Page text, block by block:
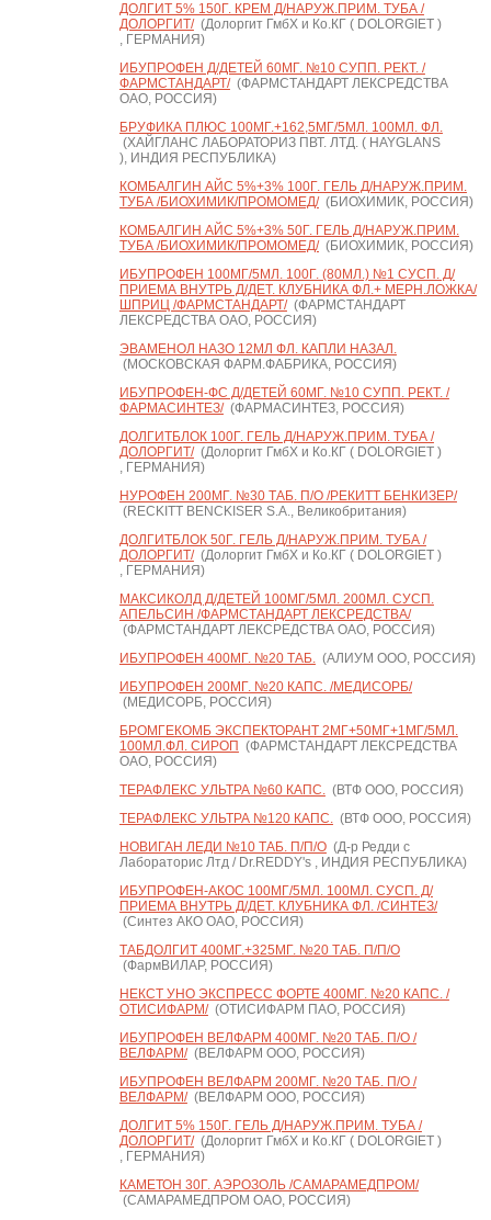
ДОЛГИТ 5% 150Г. КРЕМ Д/НАРУЖ.ПРИМ. ТУБА /
ДОЛОРГИТ/(Долоргит ГмбХ и Ко.КГ ( DOLORGIET )
, ГЕРМАНИЯ)
ИБУПРОФЕН Д/ДЕТЕЙ 60МГ. №10 СУПП. РЕКТ. /
ФАРМСТАНДАРТ/(ФАРМСТАНДАРТ ЛЕКСРЕДСТВА
ОАО, РОССИЯ)
БРУФИКА ПЛЮС 100МГ.+162,5МГ/5МЛ. 100МЛ. ФЛ.
(ХАЙГЛАНС ЛАБОРАТОРИЗ ПВТ. ЛТД. ( HAYGLANS
), ИНДИЯ РЕСПУБЛИКА)
КОМБАЛГИН АЙС 5%+3% 100Г. ГЕЛЬ Д/НАРУЖ.ПРИМ.
ТУБА /БИОХИМИК/ПРОМОМЕД/(БИОХИМИК, РОССИЯ)
КОМБАЛГИН АЙС 5%+3% 50Г. ГЕЛЬ Д/НАРУЖ.ПРИМ.
ТУБА /БИОХИМИК/ПРОМОМЕД/(БИОХИМИК, РОССИЯ)
ИБУПРОФЕН 100МГ/5МЛ. 100Г. (80МЛ.) №1 СУСП. Д/
ПРИЕМА ВНУТРЬ Д/ДЕТ. КЛУБНИКА ФЛ.+ МЕРН.ЛОЖКА/
ШПРИЦ /ФАРМСТАНДАРТ/(ФАРМСТАНДАРТ
ЛЕКСРЕДСТВА ОАО, РОССИЯ)
ЭВАМЕНОЛ НАЗО 12МЛ ФЛ. КАПЛИ НАЗАЛ.
(МОСКОВСКАЯ ФАРМ.ФАБРИКА, РОССИЯ)
ИБУПРОФЕН-ФС Д/ДЕТЕЙ 60МГ. №10 СУПП. РЕКТ. /
ФАРМАСИНТЕЗ/(ФАРМАСИНТЕЗ, РОССИЯ)
ДОЛГИТБЛОК 100Г. ГЕЛЬ Д/НАРУЖ.ПРИМ. ТУБА /
ДОЛОРГИТ/(Долоргит ГмбХ и Ко.КГ ( DOLORGIET )
, ГЕРМАНИЯ)
НУРОФЕН 200МГ. №30 ТАБ. П/О /РЕКИТТ БЕНКИЗЕР/
(RECKITT BENCKISER S.A., Великобритания)
ДОЛГИТБЛОК 50Г. ГЕЛЬ Д/НАРУЖ.ПРИМ. ТУБА /
ДОЛОРГИТ/(Долоргит ГмбХ и Ко.КГ ( DOLORGIET )
, ГЕРМАНИЯ)
МАКСИКОЛД Д/ДЕТЕЙ 100МГ/5МЛ. 200МЛ. СУСП.
АПЕЛЬСИН /ФАРМСТАНДАРТ ЛЕКСРЕДСТВА/
(ФАРМСТАНДАРТ ЛЕКСРЕДСТВА ОАО, РОССИЯ)
ИБУПРОФЕН 400МГ. №20 ТАБ.(АЛИУМ ООО, РОССИЯ)
ИБУПРОФЕН 200МГ. №20 КАПС. /МЕДИСОРБ/
(МЕДИСОРБ, РОССИЯ)
БРОМГЕКОМБ ЭКСПЕКТОРАНТ 2МГ+50МГ+1МГ/5МЛ.
100МЛ.ФЛ. СИРОП (ФАРМСТАНДАРТ ЛЕКСРЕДСТВА
ОАО, РОССИЯ)
ТЕРАФЛЕКС УЛЬТРА №60 КАПС.(ВТФ ООО, РОССИЯ)
ТЕРАФЛЕКС УЛЬТРА №120 КАПС.(ВТФ ООО, РОССИЯ)
НОВИГАН ЛЕДИ №10 ТАБ. П/П/О(Д-р Редди с
Лабораторис Лтд / Dr.REDDY's , ИНДИЯ РЕСПУБЛИКА)
ИБУПРОФЕН-АКОС 100МГ/5МЛ. 100МЛ. СУСП. Д/
ПРИЕМА ВНУТРЬ Д/ДЕТ. КЛУБНИКА ФЛ. /СИНТЕЗ/
(Синтез АКО ОАО, РОССИЯ)
ТАБДОЛГИТ 400МГ.+325МГ. №20 ТАБ. П/П/О
(ФармВИЛАР, РОССИЯ)
НЕКСТ УНО ЭКСПРЕСС ФОРТЕ 400МГ. №20 КАПС. /
ОТИСИФАРМ/(ОТИСИФАРМ ПАО, РОССИЯ)
ИБУПРОФЕН ВЕЛФАРМ 400МГ. №20 ТАБ. П/О /
ВЕЛФАРМ/(ВЕЛФАРМ ООО, РОССИЯ)
ИБУПРОФЕН ВЕЛФАРМ 200МГ. №20 ТАБ. П/О /
ВЕЛФАРМ/(ВЕЛФАРМ ООО, РОССИЯ)
ДОЛГИТ 5% 150Г. ГЕЛЬ Д/НАРУЖ.ПРИМ. ТУБА /
ДОЛОРГИТ/(Долоргит ГмбХ и Ко.КГ ( DOLORGIET )
, ГЕРМАНИЯ)
КАМЕТОН 30Г. АЭРОЗОЛЬ /САМАРАМЕДПРОМ/
(САМАРАМЕДПРОМ ОАО, РОССИЯ)